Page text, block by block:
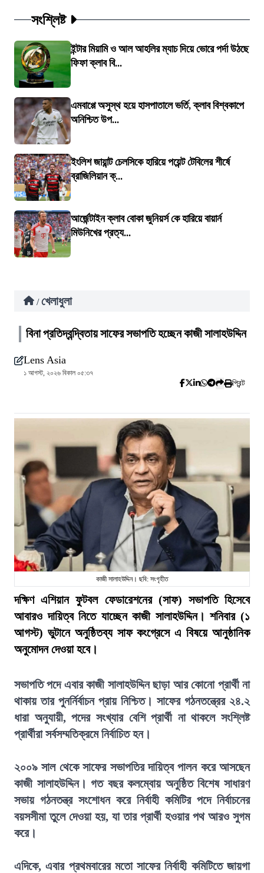
সংশ্লিষ্ট
ইন্টার মিয়ামি ও আল আহলির ম্যাচ দিয়ে ভোরে পর্দা উঠছে
ফিফা ক্লাব বি...
এমবাপ্পে অসুস্থ হয়ে হাসপাতালে ভর্তি, ক্লাব বিশ্বকাপে
অনিশ্চিত উপ...
ইংলিশ জায়ান্ট চেলসিকে হারিয়ে পয়েন্ট টেবিলের শীর্ষে
ব্রাজিলিয়ান ক্...
আর্জেন্টাইন ক্লাব বোকা জুনিয়র্স কে হারিয়ে বায়ার্ন
মিউনিখের প্রত্য...
/ খেলাধুলা
বিনা প্রতিদ্বন্দ্বিতায় সাফের সভাপতি হচ্ছেন কাজী সালাহউদ্দিন
Lens Asia
১ আগস্ট, ২০২৬ বিকাল ০৫:৩৭
প্রিন্ট
কাজী সালাহউদ্দিন। ছবি: সংগৃহীত
দক্ষিণ এশিয়ান ফুটবল ফেডারেশনের (সাফ) সভাপতি হিসেবে
আবারও দায়িত্ব নিতে যাচ্ছেন কাজী সালাহউদ্দিন। শনিবার (১
আগস্ট) ভুটানে অনুষ্ঠিতব্য সাফ কংগ্রেসে এ বিষয়ে আনুষ্ঠানিক
অনুমোদন দেওয়া হবে।
সভাপতি পদে এবার কাজী সালাহউদ্দিন ছাড়া আর কোনো প্রার্থী না
থাকায় তার পুনর্নির্বাচন প্রায় নিশ্চিত। সাফের গঠনতন্ত্রের ২৪.২
ধারা অনুযায়ী, পদের সংখ্যার বেশি প্রার্থী না থাকলে সংশ্লিষ্ট
প্রার্থীরা সর্বসম্মতিক্রমে নির্বাচিত হন।
২০০৯ সাল থেকে সাফের সভাপতির দায়িত্ব পালন করে আসছেন
কাজী সালাহউদ্দিন। গত বছর কলম্বোয় অনুষ্ঠিত বিশেষ সাধারণ
সভায় গঠনতন্ত্র সংশোধন করে নির্বাহী কমিটির পদে নির্বাচনের
বয়সসীমা তুলে দেওয়া হয়, যা তার প্রার্থী হওয়ার পথ আরও সুগম
করে।
এদিকে, এবার প্রথমবারের মতো সাফের নির্বাহী কমিটিতে জায়গা